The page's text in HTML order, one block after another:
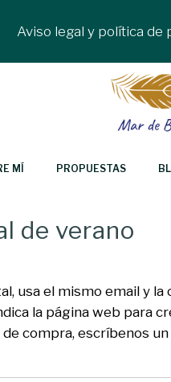
Aviso legal y política de
MÍ PROPUESTAS
de verano
usa el mismo email y
la página web para
compra, escríbenos